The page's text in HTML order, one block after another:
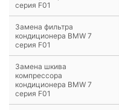
серия F01
Замена фильтра
кондиционера BMW 7
серия F01
Замена шкива
компрессора
кондиционера BMW 7
серия F01